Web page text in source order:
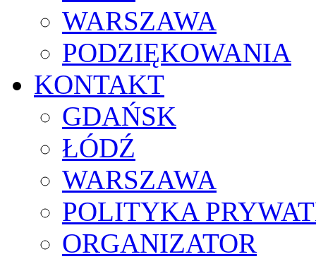
WARSZAWA
PODZIĘKOWANIA
KONTAKT
GDAŃSK
ŁÓDŹ
WARSZAWA
POLITYKA
ORGANIZATOR